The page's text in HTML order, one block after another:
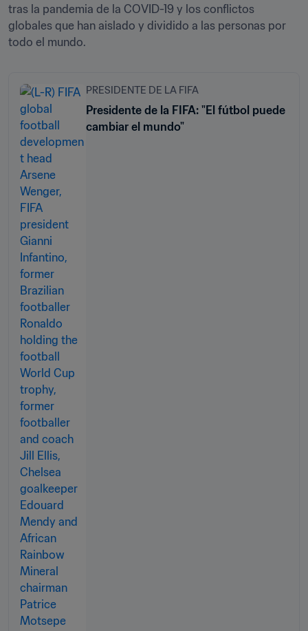
tras la pandemia de la COVID-19 y los conflictos
globales que han aislado y dividido a las personas por
todo el mundo.
PRESIDENTE DE LA FIFA
Presidente de la FIFA: "El fútbol puede
cambiar el mundo"